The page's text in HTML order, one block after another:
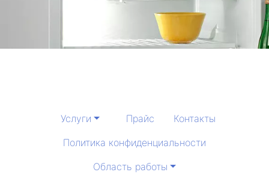
Услуги Прайс
Контакты
Политика конфиденциальности
Область работы